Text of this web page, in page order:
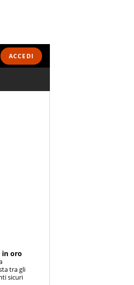
ACCEDI
in oro
tra gli
sicuri